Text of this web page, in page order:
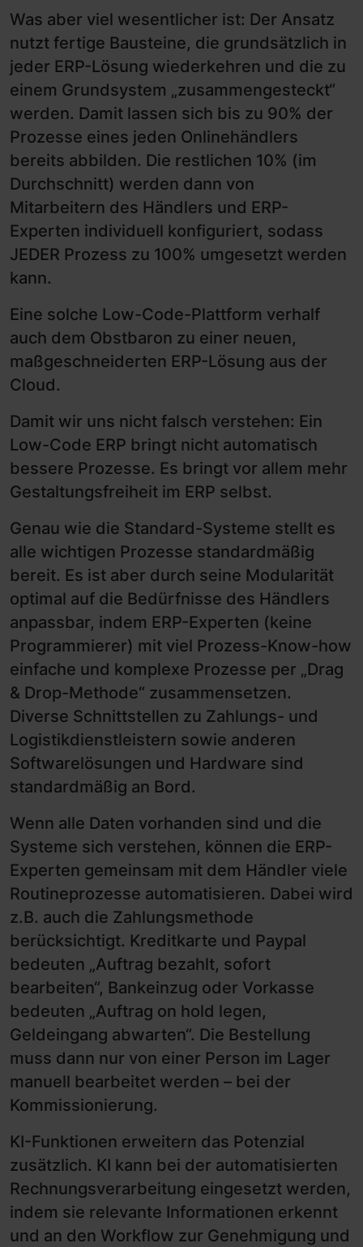
Was aber viel wesentlicher ist: Der Ansatz
nutzt fertige Bausteine, die grundsätzlich in
jeder ERP-Lösung wiederkehren und die zu
einem Grundsystem „zusammengesteckt“
werden. Damit lassen sich bis zu 90% der
Prozesse eines jeden Onlinehändlers
bereits abbilden. Die restlichen 10% (im
Durchschnitt) werden dann von
Mitarbeitern des Händlers und ERP-
Experten individuell konfiguriert, sodass
JEDER Prozess zu 100% umgesetzt werden
kann.
Eine solche Low-Code-Plattform verhalf
auch dem Obstbaron zu einer neuen,
maßgeschneiderten ERP-Lösung aus der
Cloud.
Damit wir uns nicht falsch verstehen: Ein
Low-Code ERP bringt nicht automatisch
bessere Prozesse. Es bringt vor allem mehr
Gestaltungsfreiheit im ERP selbst.
Genau wie die Standard-Systeme stellt es
alle wichtigen Prozesse standardmäßig
bereit. Es ist aber durch seine Modularität
optimal auf die Bedürfnisse des Händlers
anpassbar, indem ERP-Experten (keine
Programmierer) mit viel Prozess-Know-how
einfache und komplexe Prozesse per „Drag
& Drop-Methode“ zusammensetzen.
Diverse Schnittstellen zu Zahlungs- und
Logistikdienstleistern sowie anderen
Softwarelösungen und Hardware sind
standardmäßig an Bord.
Wenn alle Daten vorhanden sind und die
Systeme sich verstehen, können die ERP-
Experten gemeinsam mit dem Händler viele
Routineprozesse automatisieren. Dabei wird
z.B. auch die Zahlungsmethode
berücksichtigt. Kreditkarte und Paypal
bedeuten „Auftrag bezahlt, sofort
bearbeiten“, Bankeinzug oder Vorkasse
bedeuten „Auftrag on hold legen,
Geldeingang abwarten“. Die Bestellung
muss dann nur von einer Person im Lager
manuell bearbeitet werden – bei der
Kommissionierung.
KI-Funktionen erweitern das Potenzial
zusätzlich. KI kann bei der automatisierten
Rechnungsverarbeitung eingesetzt werden,
indem sie relevante Informationen erkennt
und an den Workflow zur Genehmigung und